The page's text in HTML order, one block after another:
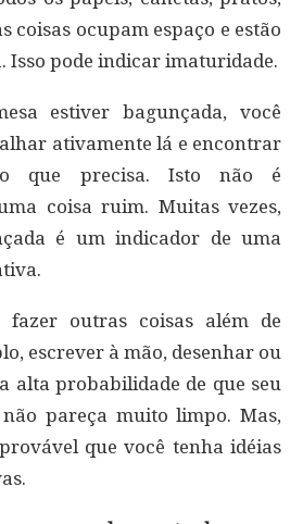
coisas ocupam espaço e estão
Isso pode indicar imaturidade.
estiver bagunçada, você
ativamente lá e encontrar
que precisa. Isto não é
coisa ruim. Muitas vezes,
é um indicador de uma
fazer outras coisas além de
escrever à mão, desenhar ou
alta probabilidade de que seu
pareça muito limpo. Mas,
que você tenha idéias